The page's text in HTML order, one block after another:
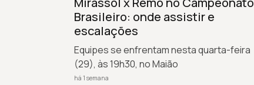
Brasileiro: onde assistir e
escalações
Equipes se enfrentam nesta quarta-feira
(29), às 19h30, no Maião
há 1 semana